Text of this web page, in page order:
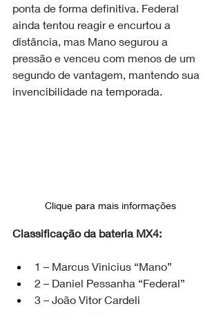
ponta de forma definitiva. Federal
ainda tentou reagir e encurtou a
distância, mas Mano segurou a
pressão e venceu com menos de um
segundo de vantagem, mantendo sua
invencibilidade na temporada.
Clique para mais informações
Classificação da bateria MX4:
1 – Marcus Vinicius “Mano”
2 – Daniel Pessanha “Federal”
3 – João Vitor Cardeli